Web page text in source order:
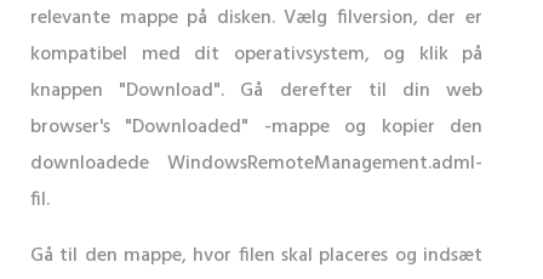
relevante mappe på disken. Vælg filversion, der er
kompatibel med dit operativsystem, og klik på
knappen "Download". Gå derefter til din web
browser's "Downloaded" -mappe og kopier den
downloadede WindowsRemoteManagement.adml-
fil.
Gå til den mappe, hvor filen skal placeres og indsæt